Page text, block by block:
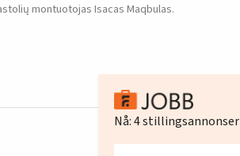
montuotojas Isacas Maqbulas.
Nå:4stillingsannonser